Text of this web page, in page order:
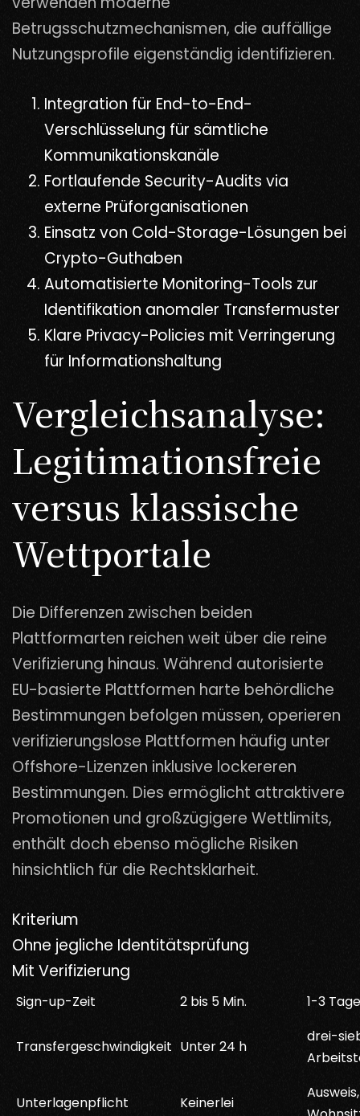
Betrugsschutzmechanismen, die auffällige
Nutzungsprofile eigenständig identifizieren.
Integration für End-to-End-
Verschlüsselung für sämtliche
Kommunikationskanäle
Fortlaufende Security-Audits via
externe Prüforganisationen
Einsatz von Cold-Storage-Lösungen bei
Crypto-Guthaben
Automatisierte Monitoring-Tools zur
Identifikation anomaler Transfermuster
Klare Privacy-Policies mit Verringerung
für Informationshaltung
Vergleichsanalyse:
Legitimationsfreie
versus klassische
Wettportale
Die Differenzen zwischen beiden
Plattformarten reichen weit über die reine
Verifizierung hinaus. Während autorisierte
EU-basierte Plattformen harte behördliche
Bestimmungen befolgen müssen, operieren
verifizierungslose Plattformen häufig unter
Offshore-Lizenzen inklusive lockereren
Bestimmungen. Dies ermöglicht attraktivere
Promotionen und großzügigere Wettlimits,
enthält doch ebenso mögliche Risiken
hinsichtlich für die Rechtsklarheit.
Kriterium
Ohne jegliche Identitätsprüfung
Mit Verifizierung
Sign-up-Zeit 2 bis 5 Min. 1-3 Tage
Transfergeschwindigkeit Unter 24 h
drei-
Unterlagenpflicht Keinerlei
Ausweis,